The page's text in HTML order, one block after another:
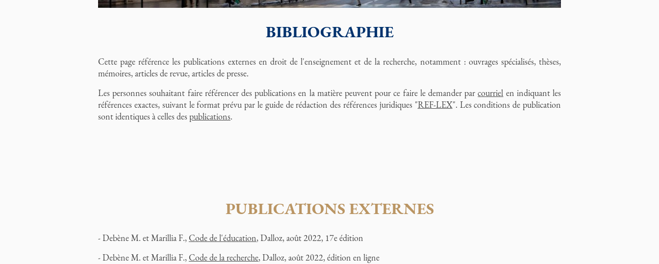
BIBLIOGRAPHIE
Cette page référence les publications externes en droit de l'enseignement et de la recherche, notamment : ouvrages spécialisés, thèses,
mémoires, articles de revue, articles de presse.
Les personnes souhaitant faire référencer des publications en la matière peuvent pour ce faire le demander parcourriel en indiquant les
références exactes, suivant le format prévu par le guide de rédaction des références juridiques "REF-LEX". Les conditions de publication
sont identiques à celles despublications.
PUBLICATIONS EXTERNES
- Debène M. et Marillia F.,Code de l'éducation, Dalloz, août 2022, 17e édition
- Debène M. et Marillia F.,Code de la recherche, Dalloz, août 2022, édition en ligne